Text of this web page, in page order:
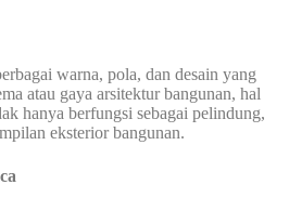
warna, pola, dan desain yang
atau gaya arsitektur bangunan, hal
hanya berfungsi sebagai pelindung,
eksterior bangunan.